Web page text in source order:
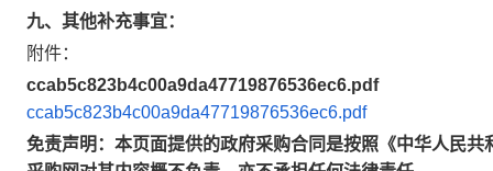
九、其他补充事宜：
附件：
ccab5c823b4c00a9da47719876536ec6.pdf
ccab5c823b4c00a9da47719876536ec6.pdf
免责声明：本页面提供的政府采购合同是按照《中华人民